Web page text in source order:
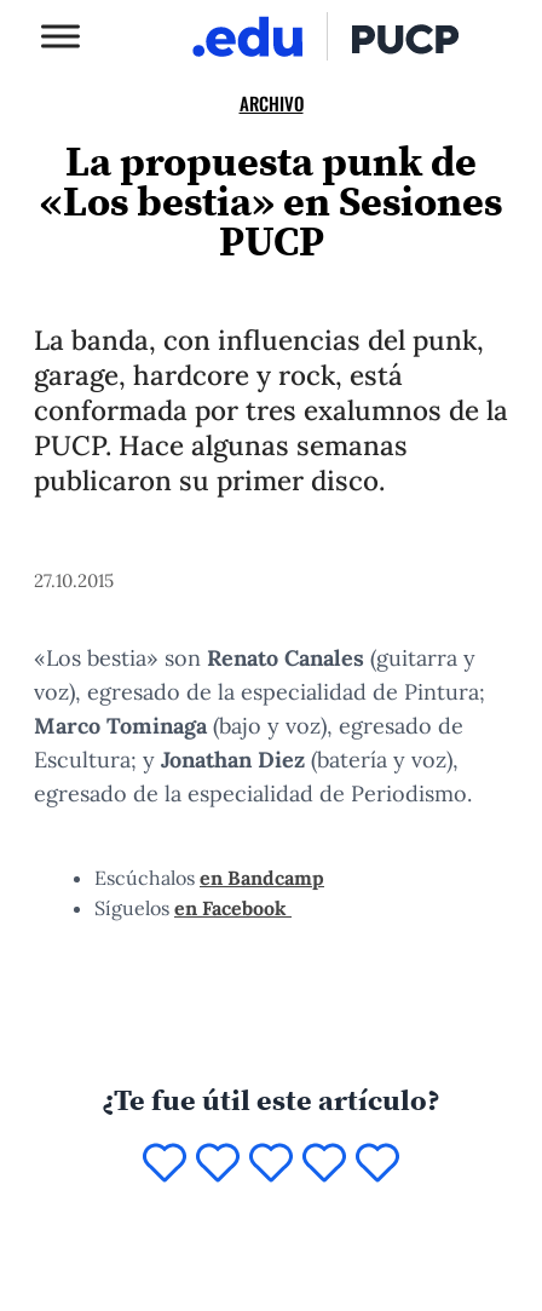
ARCHIVO
La propuesta punk de
«Los bestia» en Sesiones
PUCP
La banda, con influencias del punk,
garage, hardcore y rock, está
conformada por tres exalumnos de la
PUCP. Hace algunas semanas
publicaron su primer disco.
27.10.2015
«Los bestia» son Renato Canales (guitarra y
voz), egresado de la especialidad de Pintura;
Marco Tominaga(bajo y voz), egresado de
Escultura; y Jonathan Diez (batería y voz),
egresado de la especialidad de Periodismo.
Escúchalos en Bandcamp
Síguelos en Facebook
¿Te fue útil este artículo?